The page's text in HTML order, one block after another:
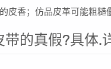
皮香；仿品皮革可能粗糙
带的真假?具体.